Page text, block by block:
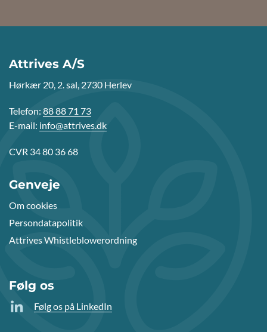
Attrives A/S
Hørkær 20, 2. sal, 2730 Herlev
Telefon: 88 88 71 73
E-mail: info@attrives.dk
CVR 34 80 36 68
Genveje
Om cookies
Persondatapolitik
Attrives Whistleblowerordning
Følg os
Følg os på LinkedIn